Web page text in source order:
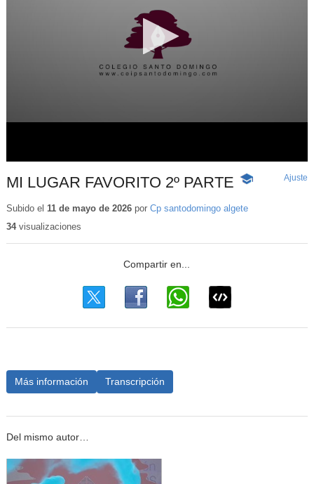
MI LUGAR FAVORITO 2º PARTE
-
educativo
Ajuste
Subido el 11 de mayo de 2026por Cp santodomingo algete
34visualizaciones
Más información Transcripción
Del mismo autor…